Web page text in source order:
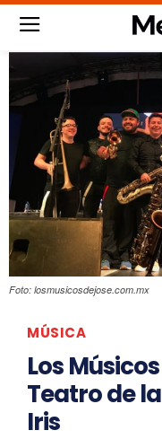
Foto: losmusicosdejose.com.mx
MÚSICA
Los
Teatro de
Iris